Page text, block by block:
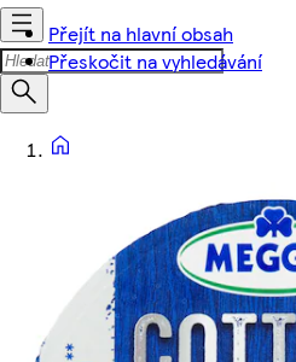
Přejít na hlavní obsah
Přeskočit na vyhledávání